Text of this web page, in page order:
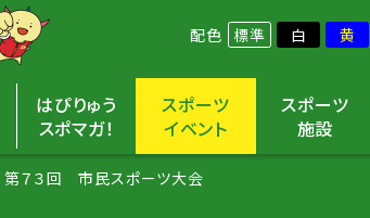
配色 標準 白 黄
はぴりゅう
スポマガ！
スポーツ
イベント
スポーツ
施設
第７３回 市民スポーツ大会